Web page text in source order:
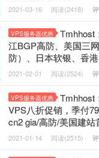
2021-03-16 阅读(2418)
VPS服务器优惠
Tmhhost
江BGP高防、美国三
防）、日本软银、香港
2021-02-01 阅读(2524)
VPS服务器优惠
Tmhhost
VPS八折促销，季付
cn2 gia/高防/美国建站
2021-01-14 阅读(2515)